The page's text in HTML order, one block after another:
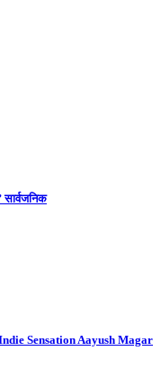
सार्वजनिक
Sensation Aayush Magar